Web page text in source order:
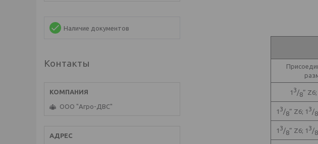
1 3/8” Z6;
1 3/8” Z6; 1 3/8
1 3/8” Z6; 1 3/8
Наличие документов
Контакты
ООО "Агро-ДВС"